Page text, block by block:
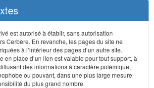
est autorisé à établir, sans autorisation
Cerbère. En revanche, les pages du site ne
à l’intérieur des pages d’un autre site.
en place d’un lien est valable pour tout support, à
des informations à caractère polémique,
ou pouvant, dans une plus large mesure
du plus grand nombre.